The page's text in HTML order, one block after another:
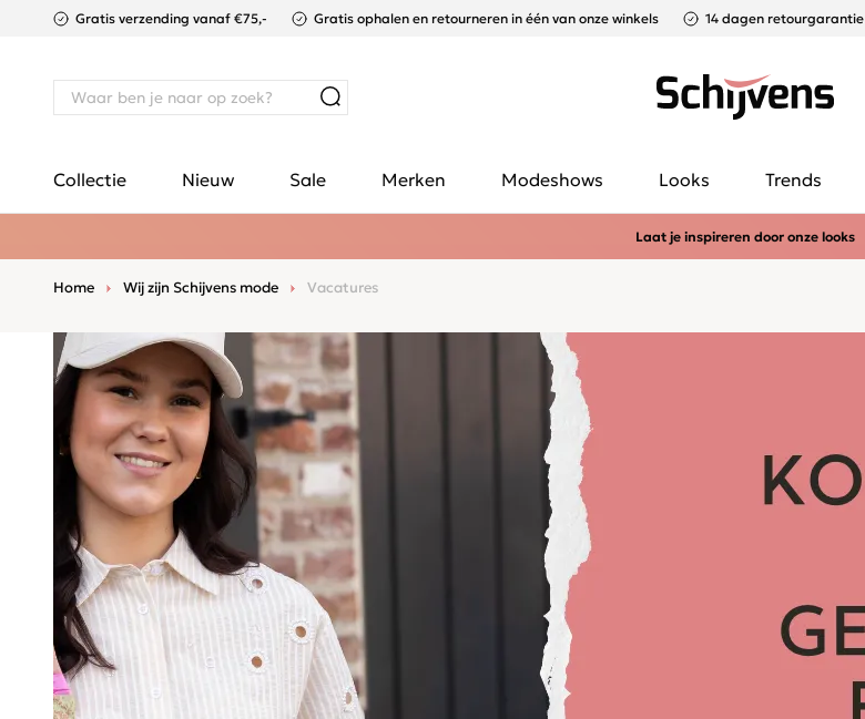
Gratis verzending vanaf €75,- Gratis ophalen en retourneren in één van onze winkels 14 dagen retourgarantie
Collectie Nieuw Sale Merken Modeshows Looks Trends
Laat je inspireren door onze looks
Home Wij zijn Schijvens mode Vacatures